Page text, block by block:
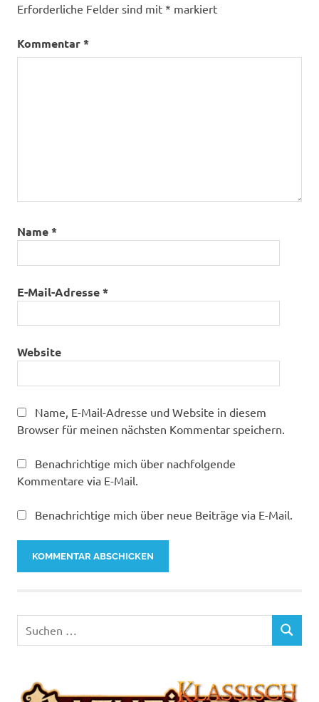
Erforderliche Felder sind mit * markiert
Kommentar*
Name*
E-Mail-Adresse*
Website
Name, E-Mail-Adresse und Website in diesem
Browser für meinen nächsten Kommentar speichern.
Benachrichtige mich über nachfolgende
Kommentare via E-Mail.
Benachrichtige mich über neue Beiträge via E-Mail.
nach:
SUCHEN